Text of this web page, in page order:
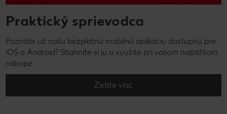
Praktický sprievodca
Poznáte už našu bezplatnú mobilnú aplikáciu dostupnú pre
iOS a Android? Stiahnite si ju a využite pri vašom najbližšom
nákupe.
Zistite viac